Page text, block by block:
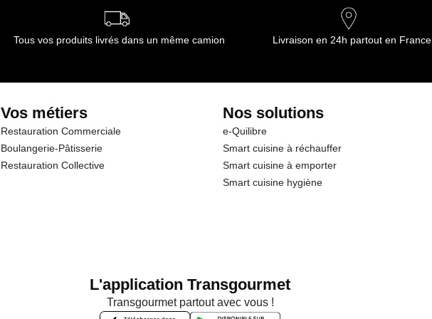
Tous vos produits livrés dans un même camion Livraison en 24h partout en France
Vos métiers
Restauration Commerciale
Boulangerie-Pâtisserie
Restauration Collective
Nos solutions
e-Quilibre
Smart cuisine à réchauffer
Smart cuisine à emporter
Smart cuisine hygiène
L'application Transgourmet
Transgourmet partout avec vous !